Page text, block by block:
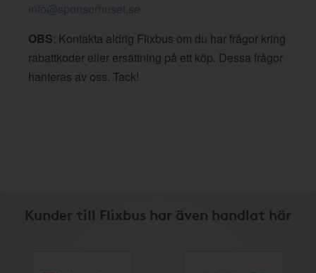
info@sponsorhuset.se
OBS: Kontakta aldrig Flixbus om du har frågor kring
rabattkoder eller ersättning på ett köp. Dessa frågor
hanteras av oss. Tack!
Kunder till Flixbus har även handlat här